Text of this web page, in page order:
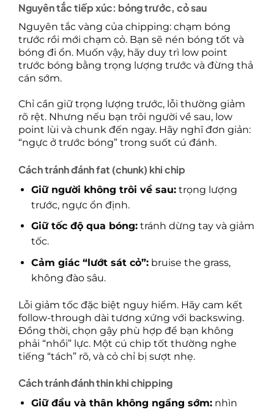
Nguyên tắc tiếp xúc: bóng trước, cỏ sau
Nguyên tắc vàng của chipping: chạm bóng
trước rồi mới chạm cỏ. Bạn sẽ nén bóng tốt và
bóng đi ổn. Muốn vậy, hãy duy trì low point
trước bóng bằng trọng lượng trước và đừng thả
cán sớm.
Chỉ cần giữ trọng lượng trước, lỗi thường giảm
rõ rệt. Nhưng nếu bạn trôi người về sau, low
point lùi và chunk đến ngay. Hãy nghĩ đơn giản:
“ngực ở trước bóng” trong suốt cú đánh.
Cách tránh đánh fat (chunk) khi chip
Giữ người không trôi về sau:trọng lượng
trước, ngực ổn định.
Giữ tốc độ qua bóng:tránh dừng tay và giảm
tốc.
Cảm giác “lướt sát cỏ”:bruise the grass,
không đào sâu.
Lỗi giảm tốc đặc biệt nguy hiểm. Hãy cam kết
follow-through dài tương xứng với backswing.
Đồng thời, chọn gậy phù hợp để bạn không
phải “nhồi” lực. Một cú chip tốt thường nghe
tiếng “tách” rõ, và cỏ chỉ bị sượt nhẹ.
Cách tránh đánh thin khi chipping
Giữ đầu và thân không ngẩng sớm:nhìn